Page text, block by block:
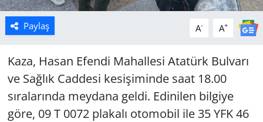
Paylaş A- A+
Kaza, Hasan Efendi Mahallesi Atatürk Bulvarı
ve Sağlık Caddesi kesişiminde saat 18.00
sıralarında meydana geldi. Edinilen bilgiye
göre, 09 T 0072 plakalı otomobil ile 35 YFK 46